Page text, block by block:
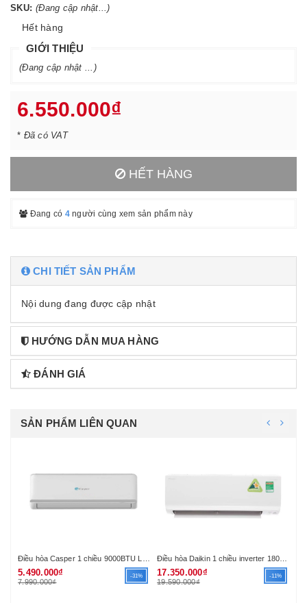
SKU: (Đang cập nhật...)
Hết hàng
GIỚI THIỆU
(Đang cập nhật ...)
6.550.000₫
* Đã có VAT
HẾT HÀNG
Đang có 4người cùng xem sản phẩm này
CHI TIẾT SẢN PHẨM
Nội dung đang được cập nhật
HƯỚNG DẪN MUA HÀNG
ĐÁNH GIÁ
SẢN PHẨM LIÊN QUAN
Điều hòa Casper 1 chiều 9000BTU LC-09TL22 (R410A)
5.490.000₫
7.990.000₫
-31%
Điều hòa Daikin 1 chiều inverter 18000Btu FTKA50UAVMV (R32) (VN)
17.350.000₫
19.590.000₫
-11%